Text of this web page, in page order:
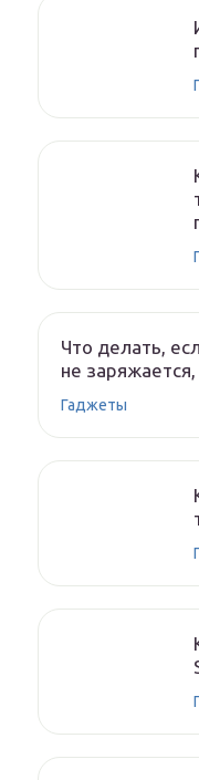
Что делать,
не
Гаджеты